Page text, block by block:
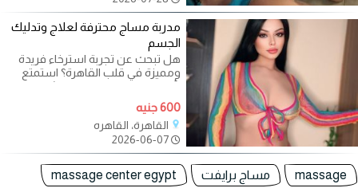
مدربة مساج محترفة لعلاج وتدليك
الجسم
هل تبحث عن تجربة استرخاء فريدة
ومميزة في قلب القاهرة؟ استمتع
بأفضل جلسات مساج ريلاشن
الأصلية
600 جنيه
القاهرة، القاهره
2026-06-07
massage مساج برايفت
massage center egypt